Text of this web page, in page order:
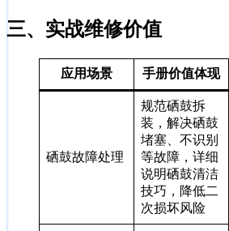
三、 实战维修价值
应用场景 手册价值体现
硒鼓故障处理
规范硒鼓拆
装，解决硒鼓
堵塞、不识别
等故障，详细
说明硒鼓清洁
技巧，降低二
次损坏风险